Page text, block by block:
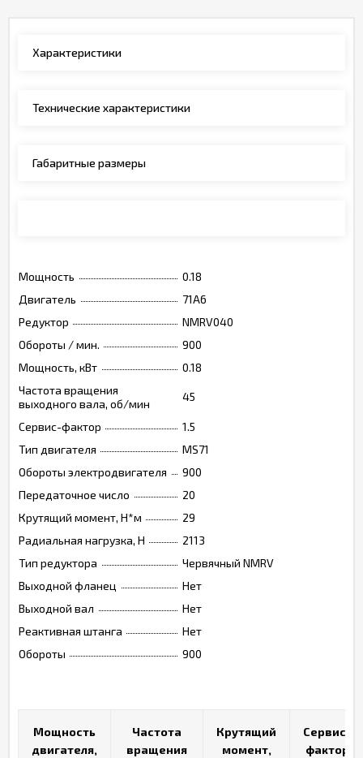
Характеристики
Технические характеристики
Габаритные размеры
Мощность
0.18
Двигатель
71A6
Редуктор
NMRV040
Обороты / мин.
900
Мощность, кВт
0.18
Частота вращения
выходного вала, об/мин
45
Сервис-фактор
1.5
Тип двигателя
MS71
Обороты электродвигателя
900
Передаточное число
20
Крутящий момент, Н*м
29
Радиальная нагрузка, Н
2113
Тип редуктора
Червячный NMRV
Выходной фланец
Нет
Выходной вал
Нет
Реактивная штанга
Нет
Обороты
900
Мощность
двигателя,
Частота
вращения
Крутящий
момент,
Сервис-
фактор
Мощность
двигателя,
Частота
вращения
Крутящий
момент,
Сервис-
фактор